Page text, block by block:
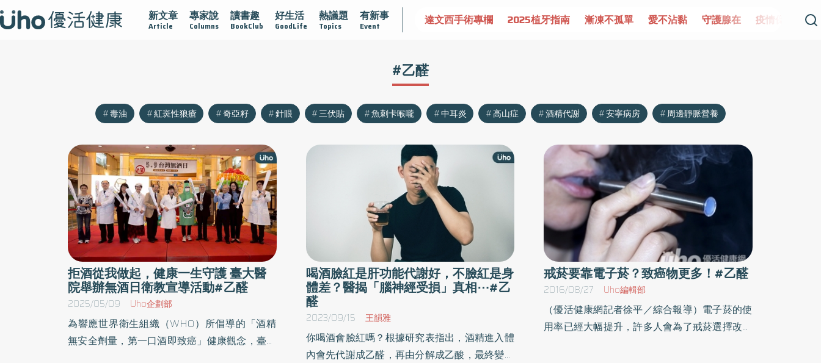
新文章
Article
專家說
Columns
讀書趣
BookClub
好生活
GoodLife
熱議題
Topics
有新事
Event
黏 守護腺在 疫情保衛戰 再生醫學 愛的未來視 認識攝護腺肥大 守護骨骼健康 達文西手術專欄 2025植牙指南 漸凍不孤單 愛不沾黏 守護腺在 疫情保衛戰
#乙醛
毒油 紅斑性狼瘡 奇亞籽 針眼 三伏貼 魚刺卡喉嚨 中耳炎 高山症 酒精代謝 安寧病房 周邊靜脈營養
拒酒從我做起，健康一生守護 臺大醫
院舉辦無酒日衛教宣導活動#乙醛
2025/05/09 Uho企劃部
為響應世界衛生組織（WHO）所倡導的「酒精
無安全劑量，第一口酒即致癌」健康觀念，臺大
喝酒臉紅是肝功能代謝好，不臉紅是身
體差？醫揭「腦神經受損」真相⋯#乙
醛
2023/09/15 王韻雅
你喝酒會臉紅嗎？根據研究表指出，酒精進入體
內會先代謝成乙醛，再由分解成乙酸，最終變成
戒菸要靠電子菸？致癌物更多！#乙醛
2016/08/27 Uho編輯部
（優活健康網記者徐平／綜合報導）電子菸的使
用率已經大幅提升，許多人會為了戒菸選擇改抽